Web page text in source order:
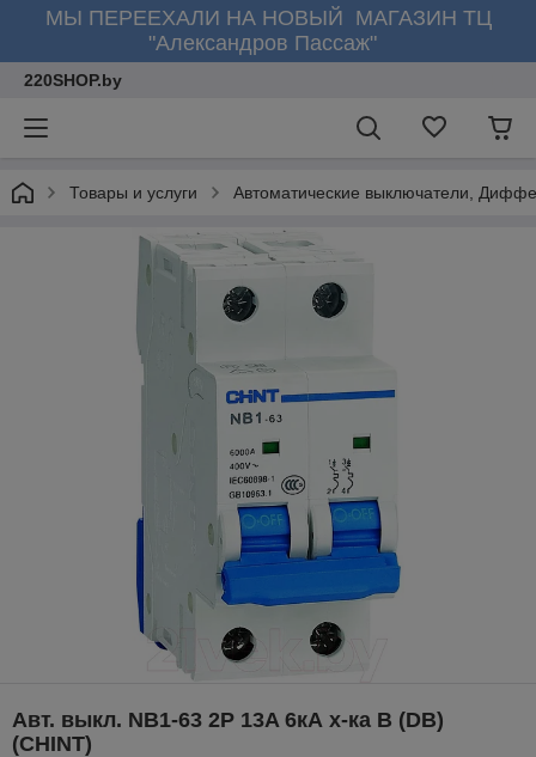
МЫ ПЕРЕЕХАЛИ НА НОВЫЙ МАГАЗИН ТЦ
"Александров Пассаж"
220SHOP.by
Товары и услуги Автоматические выключатели,
Авт. выкл. NB1-63 2P 13A 6кА х-ка B (DB)
(CHINT)